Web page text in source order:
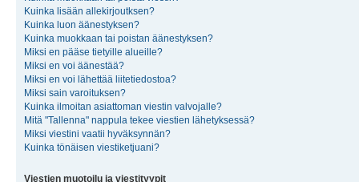
Kuinka lisään allekirjoutksen?
Kuinka luon äänestyksen?
Kuinka muokkaan tai poistan äänestyksen?
Miksi en pääse tietyille alueille?
Miksi en voi äänestää?
Miksi en voi lähettää liitetiedostoa?
Miksi sain varoituksen?
Kuinka ilmoitan asiattoman viestin valvojalle?
Mitä "Tallenna" nappula tekee viestien lähetyksessä?
Miksi viestini vaatii hyväksynnän?
Kuinka tönäisen viestiketjuani?
Viestien muotoilu ja viestityypit